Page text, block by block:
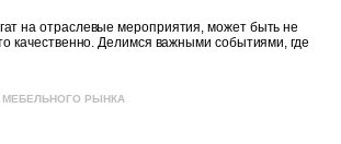
на отраслевые мероприятия, может быть не
качественно. Делимся важными событиями, где
МЕБЕЛЬНОГО РЫНКА